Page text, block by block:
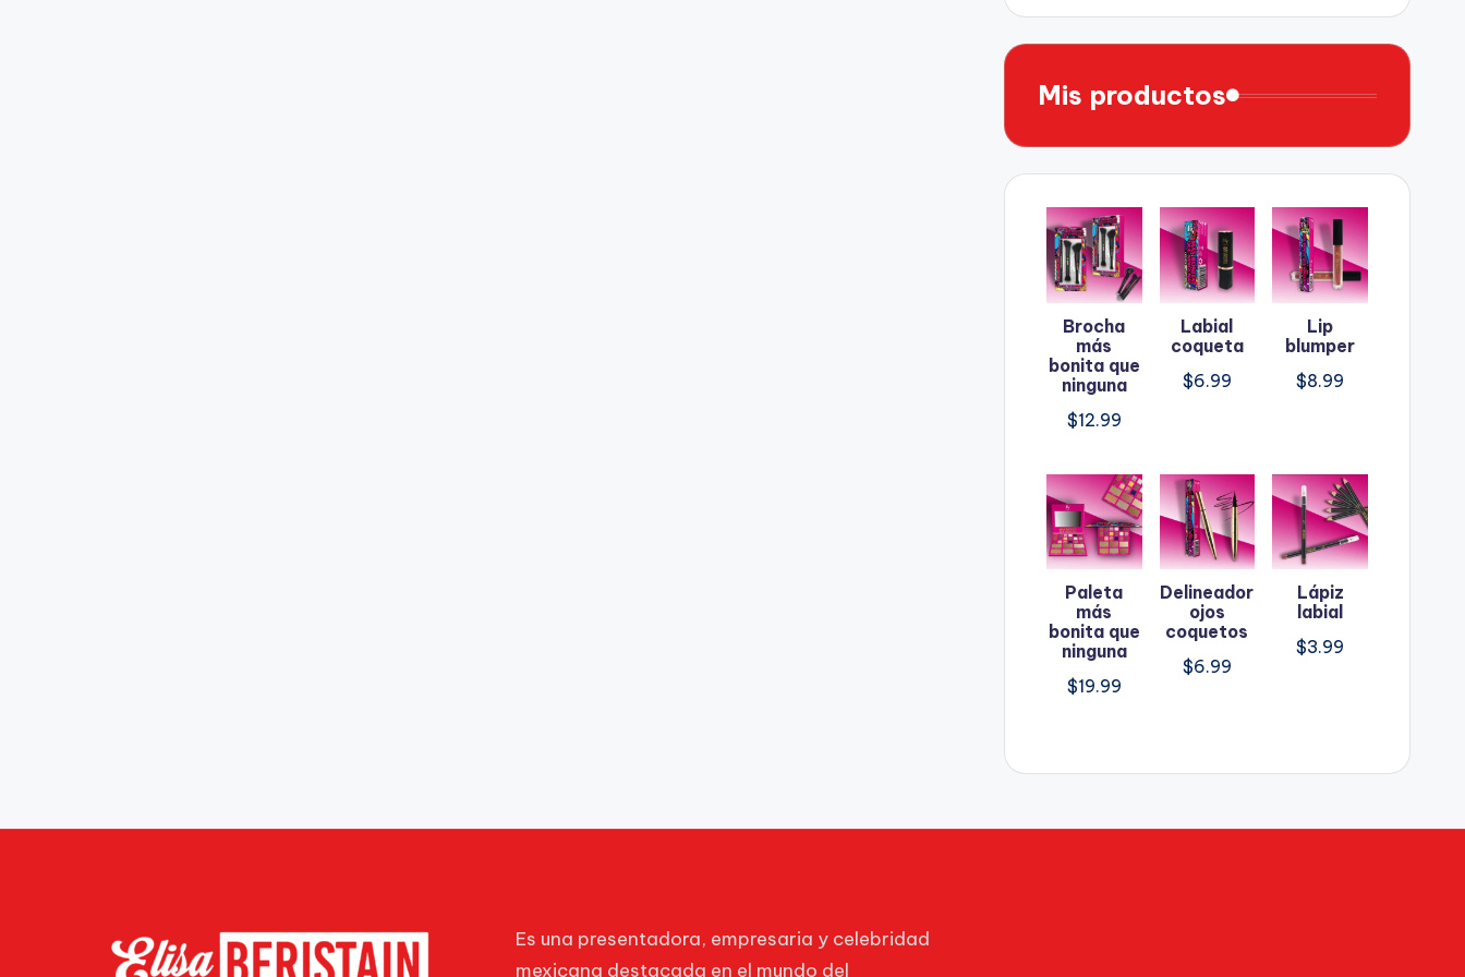
Mis productos
Brocha
más
bonita que
ninguna
$12.99
Labial
coqueta
$6.99
Lip
blumper
$8.99
Paleta
más
bonita que
ninguna
$19.99
Delineador
ojos
coquetos
$6.99
Lápiz
labial
$3.99
Es una presentadora, empresaria y celebridad
mexicana destacada en el mundo del